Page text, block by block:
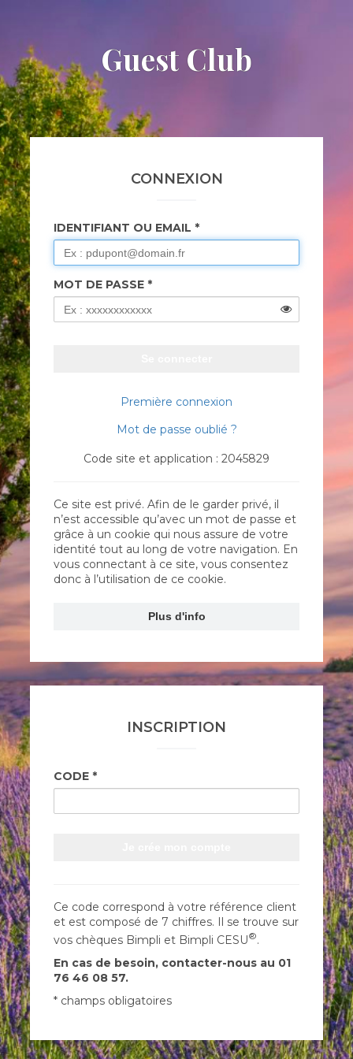
Guest Club
CONNEXION
IDENTIFIANT OU EMAIL
MOT DE PASSE
Première connexion
Mot de passe oublié ?
Code site et application : 2045829
Ce site est privé. Afin de le garder privé, il
n’est accessible qu’avec un mot de passe et
grâce à un cookie qui nous assure de votre
identité tout au long de votre navigation. En
vous connectant à ce site, vous consentez
donc à l’utilisation de ce cookie.
Plus d'info
INSCRIPTION
CODE
Ce code correspond à votre référence client
et est composé de 7 chiffres. Il se trouve sur
vos chèques Bimpli et Bimpli CESU®.
En cas de besoin, contacter-nous au 01
76 46 08 57.
* champs obligatoires